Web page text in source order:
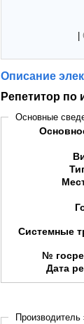
Описание
Репетитор
Основные
Системные
№
Дата
Производитель